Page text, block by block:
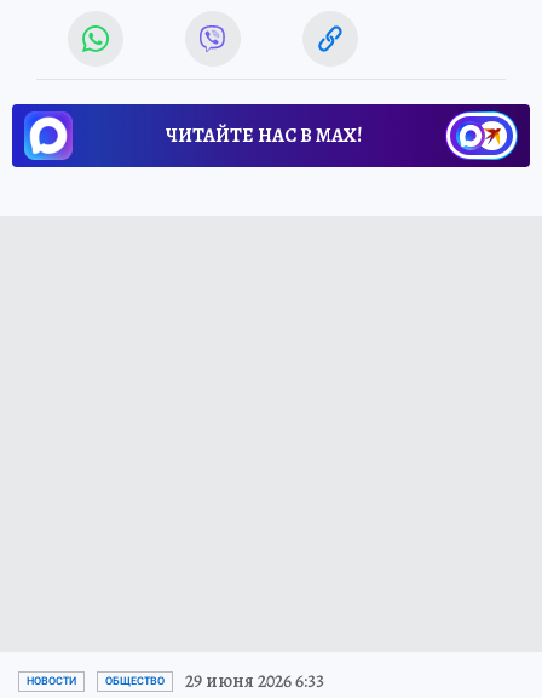
ЧИТАЙТЕ НАС В МАХ!
НОВОСТИ ОБЩЕСТВО 29 июня 2026 6:33